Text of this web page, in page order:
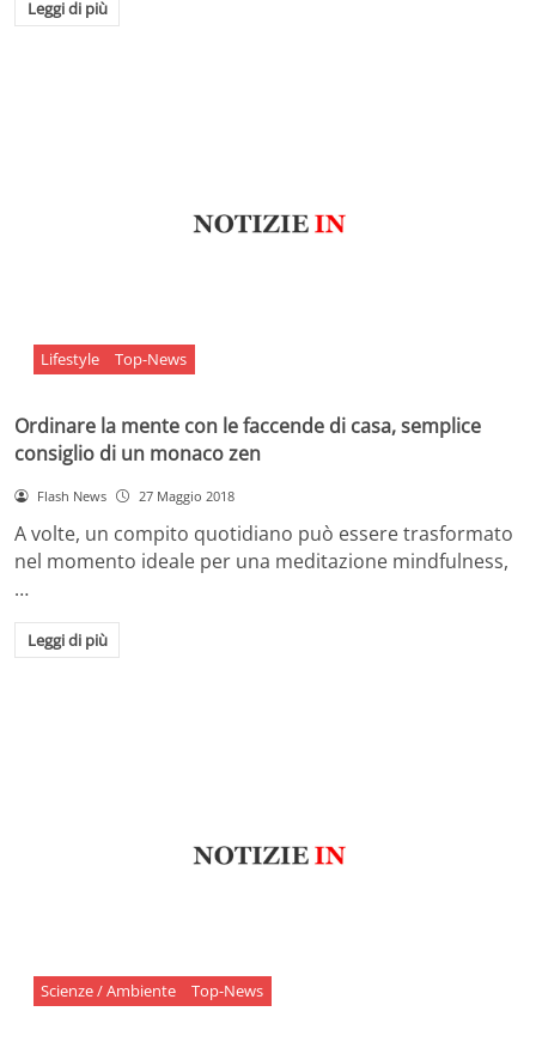
Leggi di più
Lifestyle Top-News
Ordinare la mente con le faccende di casa, semplice
consiglio di un monaco zen
Flash News 27 Maggio 2018
A volte, un compito quotidiano può essere trasformato
nel momento ideale per una meditazione mindfulness,
…
Leggi di più
Scienze / Ambiente Top-News